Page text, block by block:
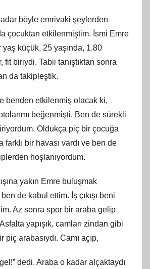
böyle emrivaki şeylerden
çocuktan etkilenmiştim. İsmi Emre
küçük, 25 yaşında, 1.80
fit biriydi. Tabii tanıştıktan sonra
da takipleştik.
benden etkilenmiş olacak ki,
beğenmişti. Ben de sürekli
Oldukça piç bir çocuğa
farklı bir havası vardı ve ben de
hoşlanıyordum.
yakın Emre buluşmak
de kabul ettim. İş çıkışı beni
Az sonra spor bir araba gelip
yapışık, camları zindan gibi
arabasıydı. Camı açıp,
dedi. Araba o kadar alçaktaydı